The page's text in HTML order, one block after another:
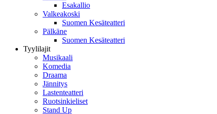
Esakallio
Valkeakoski
Suomen Kesäteatteri
Pälkäne
Suomen Kesäteatteri
Tyylilajit
Musikaali
Komedia
Draama
Jännitys
Lastenteatteri
Ruotsinkieliset
Stand Up